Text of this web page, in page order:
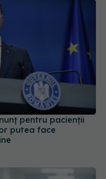
pentru pacienții
putea face